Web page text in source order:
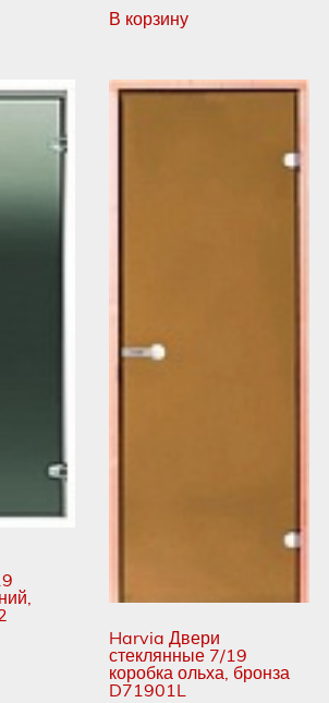
В корзину
Harvia Двери
стеклянные 7/19
коробка ольха, бронза
D71901L